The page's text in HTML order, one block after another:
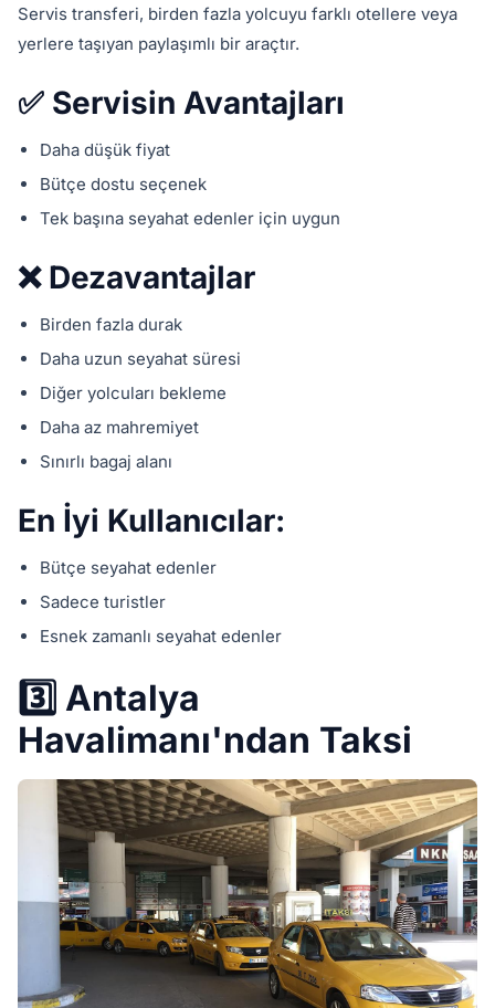
Servis transferi, birden fazla yolcuyu farklı otellere veya
yerlere taşıyan paylaşımlı bir araçtır.
✅ Servisin Avantajları
Daha düşük fiyat
Bütçe dostu seçenek
Tek başına seyahat edenler için uygun
❌ Dezavantajlar
Birden fazla durak
Daha uzun seyahat süresi
Diğer yolcuları bekleme
Daha az mahremiyet
Sınırlı bagaj alanı
En İyi Kullanıcılar:
Bütçe seyahat edenler
Sadece turistler
Esnek zamanlı seyahat edenler
3️⃣ Antalya
Havalimanı'ndan Taksi